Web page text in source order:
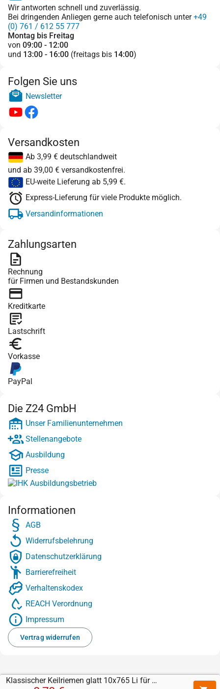
Klassischer Keilriemen glatt 10x765 Li für WOLF Garten - Rasenmäher mit Antrieb Esprit 46 BA 4603000 Serie A (2005) - Messerantrieb
Wir antworten schnell und zuverlässig.
Bei dringenden Anliegen gerne auch telefonisch unter+49
(0) 761 / 612 55 777
Montag bis Freitag
von 09:00 - 12:00
und 13:00 - 16:00 (freitags bis 14:00)
Folgen Sie uns
Newsletter
Versandkosten
Ab 3,99 € deutschlandweit
und ab 39,00 € versandkostenfrei.
EU-weite Lieferung ab 5,99 €.
Express-Lieferung für viele Produkte möglich.
Versandinformationen
Zahlungsarten
Rechnung
für Firmen und Bestandskunden
Kreditkarte
Lastschrift
Vorkasse
PayPal
Die Z24 GmbH
Unser Familienunternehmen
Stellenangebote
Ausbildung
Presse
Informationen
AGB
Widerrufsbelehrung
Datenschutzerklärung
Barrierefreiheit
Verhaltenskodex
REACH Verordnung
Impressum
Vertrag widerrufen